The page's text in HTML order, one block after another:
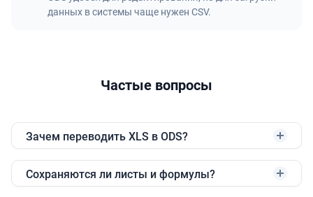
данных в системы чаще нужен CSV.
Частые вопросы
Зачем переводить XLS в ODS?
Сохраняются ли листы и формулы?